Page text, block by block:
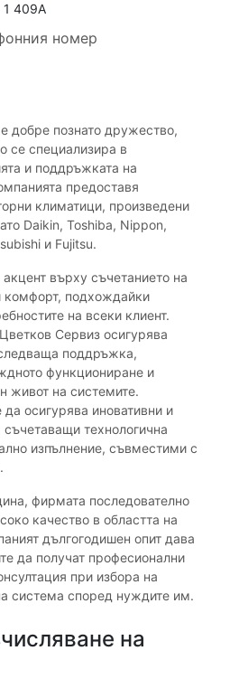
1 409А
номер
е добре познато дружество,
се специализира в
и поддръжката на
предоставя
климатици, произведени
Daikin, Toshiba, Nippon,
и Fujitsu.
върху съчетанието на
комфорт, подхождайки
на всеки клиент.
Сервиз осигурява
поддръжка,
функциониране и
живот на системите.
осигурява иновативни и
технологична
изпълнение, съвместими с
фирмата последователно
качество в областта на
дългогодишен опит дава
да получат професионални
при избора на
система според нуждите им.
на